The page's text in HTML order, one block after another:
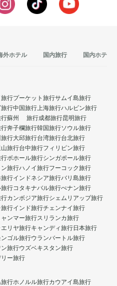
外ホテル 国内旅行 国内ホテル
行プーケット旅行サムイ島旅行
旅行中国旅行上海旅行ハルビン旅行
蘇州 旅行成都旅行昆明旅行
行奔子欄旅行韓国旅行ソウル旅行
行大邱旅行台湾旅行台北旅行
山旅行台中旅行フィリピン旅行
行ボホール旅行シンガポール旅行
旅行ハノイ旅行フーコック旅行
行インドネシア旅行バリ島旅行
行コタキナバル旅行ぺナン旅行
行カンボジア旅行シェムリアップ旅行
旅行インド旅行チェンナイ旅行
ャンマー旅行スリランカ旅行
エリヤ旅行キャンディ旅行日本旅行
ンゴル旅行ウランバートル旅行
旅行ウズベキスタン旅行
ー旅行
行ホノルル旅行カウアイ島旅行